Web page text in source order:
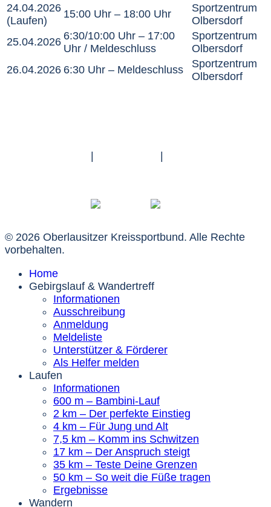
24.04.2026
(Laufen)
15:00 Uhr – 18:00 Uhr
Sportzentrum
Olbersdorf
25.04.2026 6:30/10:00 Uhr – 17:00
Uhr / Meldeschluss
Sportzentrum
Olbersdorf
26.04.2026 6:30 Uhr – Meldeschluss
Sportzentrum
Olbersdorf
© 2026 Oberlausitzer Kreissportbund. Alle Rechte
vorbehalten.
Home
Gebirgslauf & Wandertreff
Informationen
Ausschreibung
Anmeldung
Meldeliste
Unterstützer & Förderer
Als Helfer melden
Laufen
Informationen
600 m – Bambini-Lauf
2 km – Der perfekte Einstieg
4 km – Für Jung und Alt
7,5 km – Komm ins Schwitzen
17 km – Der Anspruch steigt
35 km – Teste Deine Grenzen
50 km – So weit die Füße tragen
Ergebnisse
Wandern